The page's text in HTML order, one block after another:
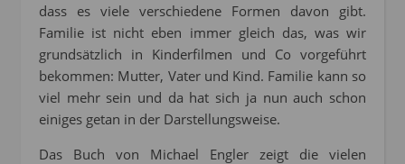
dass es viele verschiedene Formen davon gibt.
Familie ist nicht eben immer gleich das, was wir
grundsätzlich in Kinderfilmen und Co vorgeführt
bekommen: Mutter, Vater und Kind. Familie kann so
viel mehr sein und da hat sich ja nun auch schon
einiges getan in der Darstellungsweise.
Das Buch von Michael Engler zeigt die vielen